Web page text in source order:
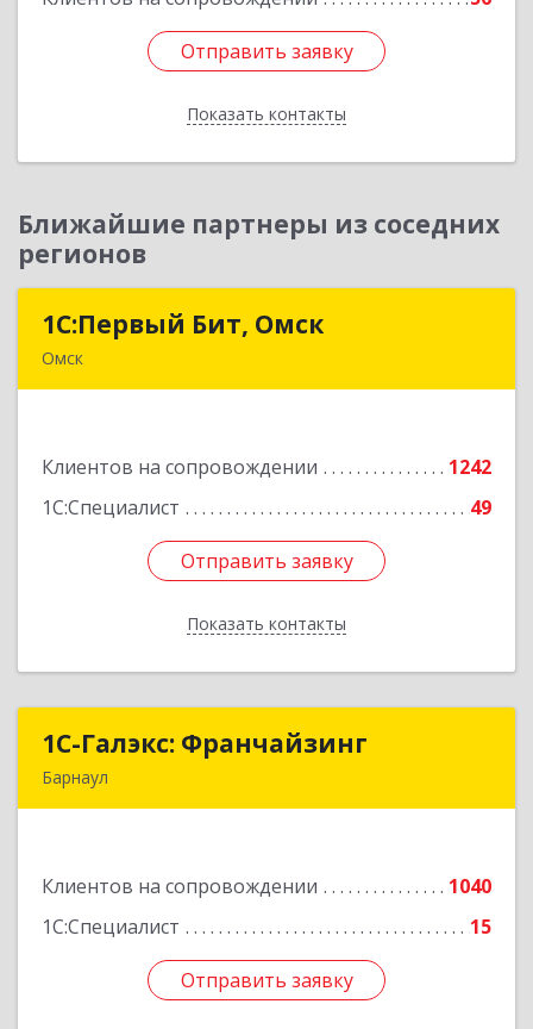
Отправить заявку
Показать контакты
Отправить заявку
Назад
Ближайшие партнеры из соседних
регионов
1С:Первый Бит, Омск
Омск
Клиентов на сопровождении
1242
1С:Специалист
49
Отправить заявку
Показать контакты
1С:Первый Бит, Омск
Подробнее
Отправить заявку
Назад
1С-Галэкс: Франчайзинг
Барнаул
Клиентов на сопровождении
1040
1С:Специалист
15
Отправить заявку
1С-Галэкс: Франчайзинг
Подробнее
Отправить заявку